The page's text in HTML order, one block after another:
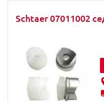
Schtaer 07011002